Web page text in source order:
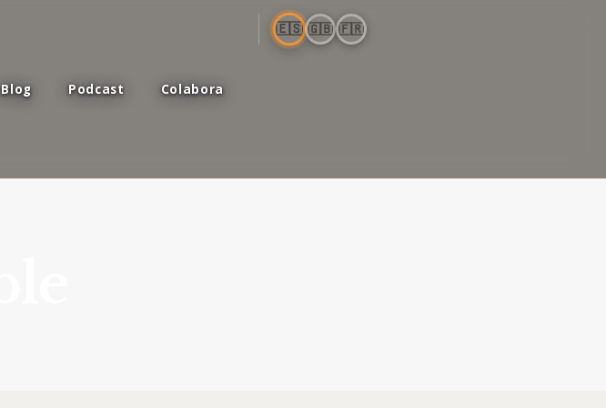
Blog Podcast Colabora
🇪🇸 🇬🇧 🇫🇷